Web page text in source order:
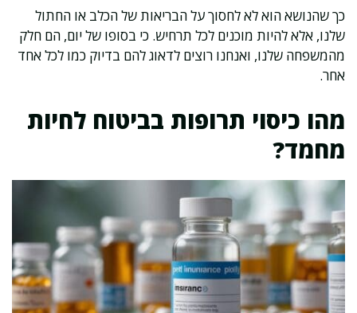
כך שהנושא הוא לא לחסוך על הבריאות של הכלב או החתול
שלנו, אלא להיות מוכנים לכל תרחיש. כי בסופו של יום, הם חלק
מהמשפחה שלנו, ואנחנו רוצים לדאוג להם בדיוק כמו לכל אחד
אחר.
מהו כיסוי תרופות בביטוח לחיות
מחמד?